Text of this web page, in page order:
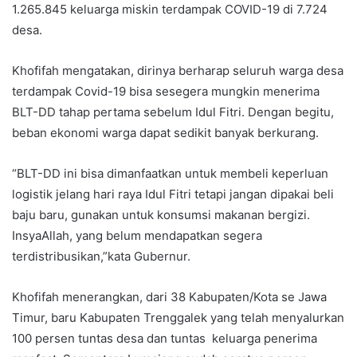
1.265.845 keluarga miskin terdampak COVID-19 di 7.724
desa.
Khofifah mengatakan, dirinya berharap seluruh warga desa
terdampak Covid-19 bisa sesegera mungkin menerima
BLT-DD tahap pertama sebelum Idul Fitri. Dengan begitu,
beban ekonomi warga dapat sedikit banyak berkurang.
“BLT-DD ini bisa dimanfaatkan untuk membeli keperluan
logistik jelang hari raya Idul Fitri tetapi jangan dipakai beli
baju baru, gunakan untuk konsumsi makanan bergizi.
InsyaAllah, yang belum mendapatkan segera
terdistribusikan,”kata Gubernur.
Khofifah menerangkan, dari 38 Kabupaten/Kota se Jawa
Timur, baru Kabupaten Trenggalek yang telah menyalurkan
100 persen tuntas desa dan tuntas keluarga penerima